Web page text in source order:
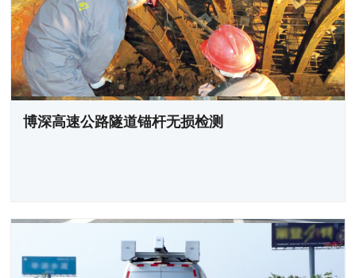
博深高速公路隧道锚杆无损检测